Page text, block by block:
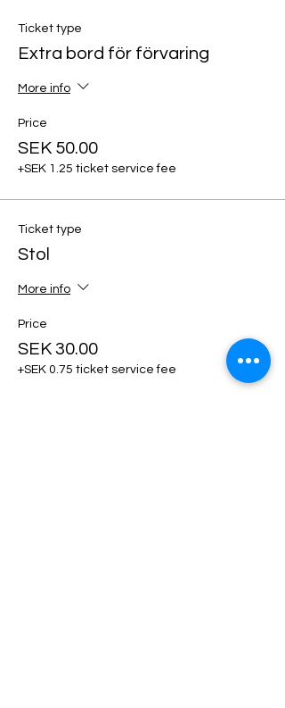
Ticket type
Extra bord för förvaring
More info
Price
SEK 50.00
+SEK 1.25 ticket service fee
Ticket type
Stol
More info
Price
SEK 30.00
+SEK 0.75 ticket service fee